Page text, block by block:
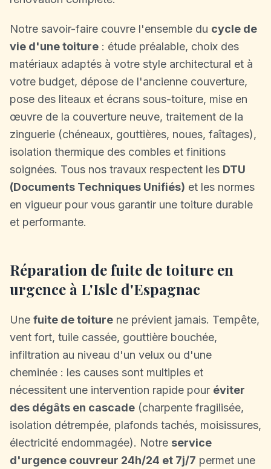
Notre savoir-faire couvre l'ensemble du cycle de
vie d'une toiture : étude préalable, choix des
matériaux adaptés à votre style architectural et à
votre budget, dépose de l'ancienne couverture,
pose des liteaux et écrans sous-toiture, mise en
œuvre de la couverture neuve, traitement de la
zinguerie (chéneaux, gouttières, noues, faîtages),
isolation thermique des combles et finitions
soignées. Tous nos travaux respectent les DTU
(Documents Techniques Unifiés) et les normes
en vigueur pour vous garantir une toiture durable
et performante.
Réparation de fuite de toiture en
urgence à L'Isle d'Espagnac
Une fuite de toiture ne prévient jamais. Tempête,
vent fort, tuile cassée, gouttière bouchée,
infiltration au niveau d'un velux ou d'une
cheminée : les causes sont multiples et
nécessitent une intervention rapide pour éviter
des dégâts en cascade (charpente fragilisée,
isolation détrempée, plafonds tachés, moisissures,
électricité endommagée). Notre service
d'urgence couvreur 24h/24 et 7j/7 permet une